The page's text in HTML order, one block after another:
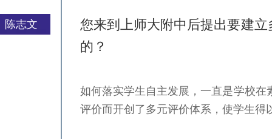
陈志文
您来到上师大附中后提出要建
的？
如何落实学生自主发展，一直是学校
评价而开创了多元评价体系，使学生